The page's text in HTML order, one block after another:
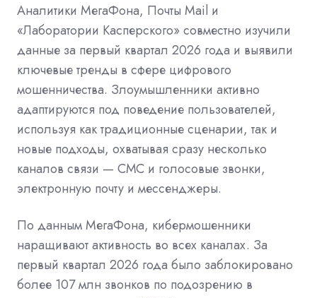
Аналитики МегаФона, Почты Mail и
«Лаборатории Касперского» совместно изучили
данные за первый квартал 2026 года и выявили
ключевые тренды в сфере цифрового
мошенничества. Злоумышленники активно
адаптируются под поведение пользователей,
используя как традиционные сценарии, так и
новые подходы, охватывая сразу несколько
каналов связи — СМС и голосовые звонки,
электронную почту и мессенджеры.
По данным МегаФона, кибермошенники
наращивают активность во всех каналах. За
первый квартал 2026 года было заблокировано
более 107 млн звонков по подозрению в